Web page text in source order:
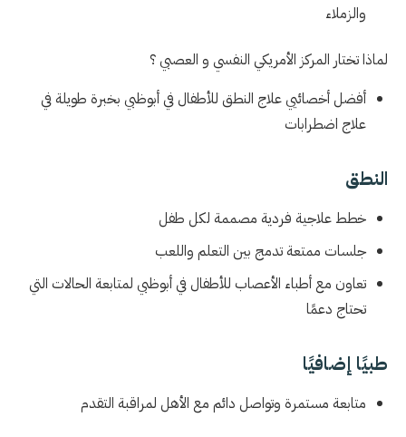
والزملاء
لماذا تختار المركز الأمريكي النفسي و العصبي ؟
أفضل أخصائيي علاج النطق للأطفال في أبوظبي بخبرة طويلة في
علاج اضطرابات
النطق
خطط علاجية فردية مصممة لكل طفل
جلسات ممتعة تدمج بين التعلم واللعب
تعاون مع أطباء الأعصاب للأطفال في أبوظبي لمتابعة الحالات التي
تحتاج دعمًا
طبيًا إضافيًا
متابعة مستمرة وتواصل دائم مع الأهل لمراقبة التقدم